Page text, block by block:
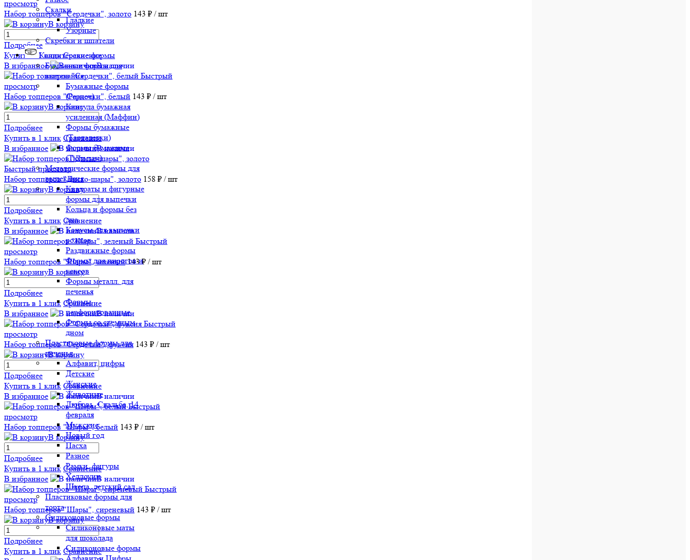
Скалки
Гладкие
Узорные
Скребки и шпатели
Кондитерские формы
Бумажные формы для
выпекания
Бумажные формы
(Разное)
Капсула бумажная
усиленная (Маффин)
Формы бумажные
(Тарталетки)
Формы бумажные
(Тюльпан)
Металлические формы для
выпекания
Квадраты и фигурные
формы для выпечки
Кольца и формы без
дна
Конусы для выпечки
рожков
Раздвижные формы
Формы для пирогов и
кексов
Формы металл. для
печенья
Формы
перфорированные
Формы со съемным
дном
Пластиковые формы для
печенья
Алфавит, цифры
Детские
Женские
Животные
Любовь, Свадьба, 14
февраля
Мужские
Новый год
Пасха
Разное
Рамки, фигуры
Хеллоуин
Школа, детский сад
Пластиковые формы для
торта
Силиконовые формы
Силиконовые маты
для шоколада
Силиконовые формы
просмотр
Набор топперов "Сердечки", золото 143 ₽ / шт
В корзину
Подробнее
Купить в 1 клик Сравнение
В избранное
В наличии
Быстрый
просмотр
Набор топперов "Сердечки", белый 143 ₽ / шт
В корзину
Подробнее
Купить в 1 клик Сравнение
В избранное
В наличии
Быстрый просмотр
Набор топперов "Диско-шары", золото 158 ₽ / шт
В корзину
Подробнее
Купить в 1 клик Сравнение
В избранное
В наличии
Быстрый
просмотр
Набор топперов "Шары", зеленый 143 ₽ / шт
В корзину
Подробнее
Купить в 1 клик Сравнение
В избранное
В наличии
Быстрый
просмотр
Набор топперов "Сердечки", фуксия 143 ₽ / шт
В корзину
Подробнее
Купить в 1 клик Сравнение
В избранное
В наличии
Быстрый
просмотр
Набор топперов "Шары", белый 143 ₽ / шт
В корзину
Подробнее
Купить в 1 клик Сравнение
В избранное
В наличии
Быстрый
просмотр
Набор топперов "Шары", сиреневый 143 ₽ / шт
В корзину
Подробнее
Купить в 1 клик Сравнение